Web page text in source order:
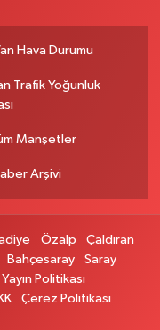
NO:57Çağdaş fırının
Hava Durumu
Trafik Yoğunluk
Manşetler
Arşivi
Özalp
Çaldıran
Bahçesaray
Saray
Yayın Politikası
Çerez Politikası